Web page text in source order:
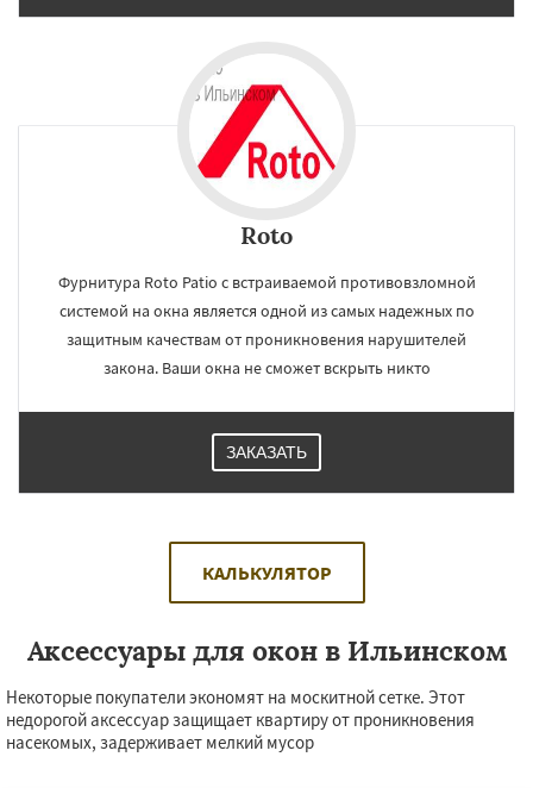
Roto
Фурнитура Roto Patio с встраиваемой противовзломной
системой на окна является одной из самых надежных по
защитным качествам от проникновения нарушителей
закона. Ваши окна не сможет вскрыть никто
ЗАКАЗАТЬ
КАЛЬКУЛЯТОР
Аксессуары для окон в Ильинском
Некоторые покупатели экономят на москитной сетке. Этот
недорогой аксессуар защищает квартиру от проникновения
насекомых, задерживает мелкий мусор